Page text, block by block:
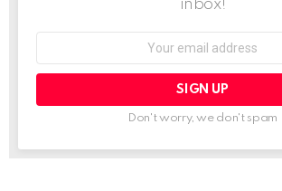
inbox!
Don't worry, we don't spam